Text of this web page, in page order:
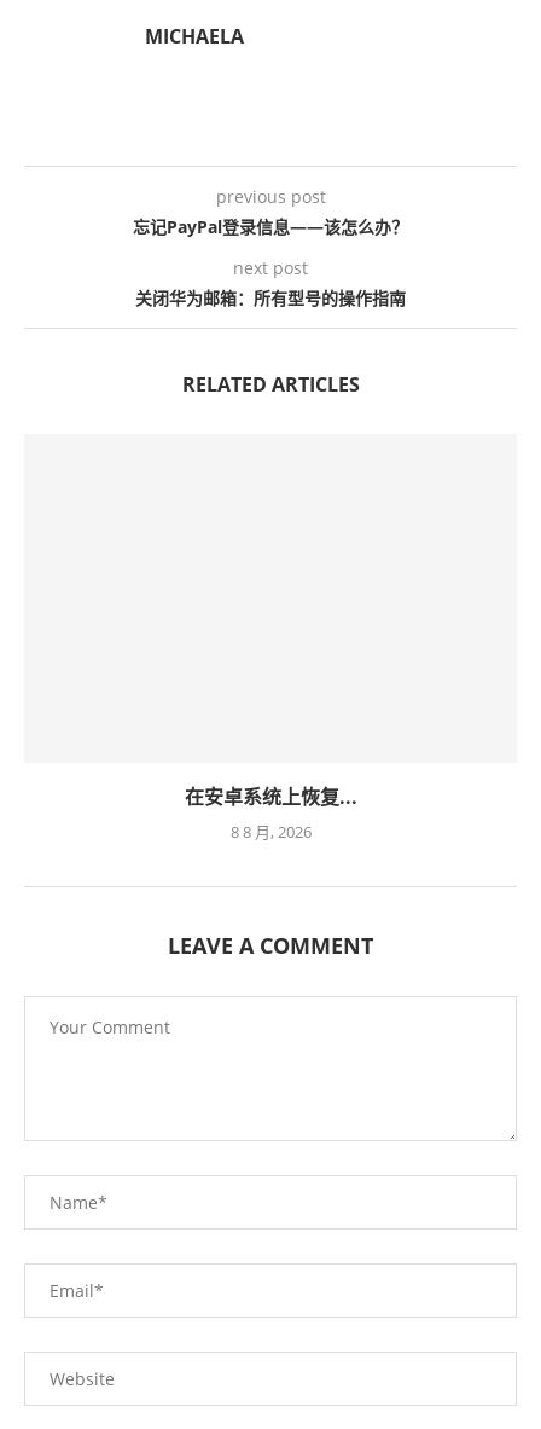
MICHAELA
previous post
忘记PayPal登录信息——该怎么办？
next post
关闭华为邮箱：所有型号的操作指南
RELATED ARTICLES
在安卓系统上恢复...
8 8 月, 2026
LEAVE A COMMENT